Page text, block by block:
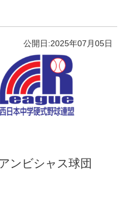
公開日:2025年07月05日
ンビシャス球団